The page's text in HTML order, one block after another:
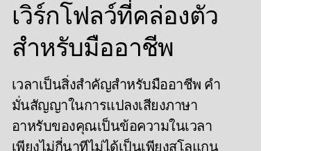
เวิร์กโฟลว์ที่คล่องตัว
สําหรับมืออาชีพ
เวลาเป็นสิ่งสําคัญสําหรับมืออาชีพ คํา
มั่นสัญญาในการแปลงเสียงภาษา
อาหรับของคุณเป็นข้อความในเวลา
เพียงไม่กี่นาทีไม่ได้เป็นเพียงสโลแกน